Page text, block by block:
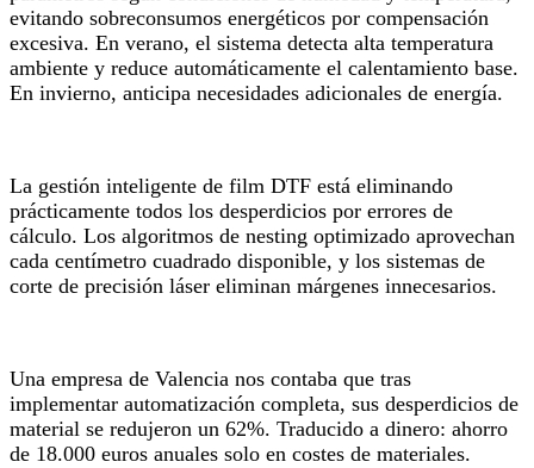
evitando sobreconsumos energéticos por compensación
excesiva. En verano, el sistema detecta alta temperatura
ambiente y reduce automáticamente el calentamiento base.
En invierno, anticipa necesidades adicionales de energía.
La gestión inteligente de film DTF está eliminando
prácticamente todos los desperdicios por errores de
cálculo. Los algoritmos de nesting optimizado aprovechan
cada centímetro cuadrado disponible, y los sistemas de
corte de precisión láser eliminan márgenes innecesarios.
Una empresa de Valencia nos contaba que tras
implementar automatización completa, sus desperdicios de
material se redujeron un 62%. Traducido a dinero: ahorro
de 18.000 euros anuales solo en costes de materiales.